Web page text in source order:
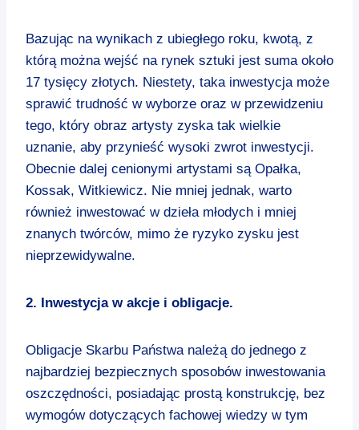
Bazując na wynikach z ubiegłego roku, kwotą, z
którą można wejść na rynek sztuki jest suma około
17 tysięcy złotych. Niestety, taka inwestycja może
sprawić trudność w wyborze oraz w przewidzeniu
tego, który obraz artysty zyska tak wielkie
uznanie, aby przynieść wysoki zwrot inwestycji.
Obecnie dalej cenionymi artystami są Opałka,
Kossak, Witkiewicz. Nie mniej jednak, warto
również inwestować w dzieła młodych i mniej
znanych twórców, mimo że ryzyko zysku jest
nieprzewidywalne.
2. Inwestycja w akcje i obligacje.
Obligacje Skarbu Państwa należą do jednego z
najbardziej bezpiecznych sposobów inwestowania
oszczędności, posiadając prostą konstrukcję, bez
wymogów dotyczących fachowej wiedzy w tym